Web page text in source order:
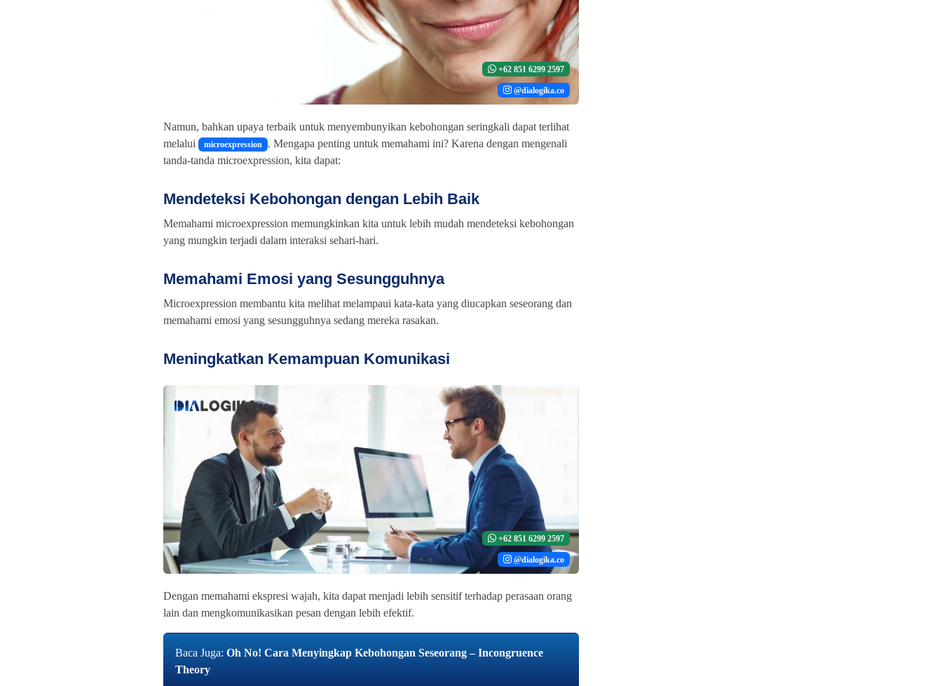
+62 851 6299 2597
@dialogika.co
Namun, bahkan upaya terbaik untuk menyembunyikan kebohongan seringkali dapat terlihat
melalui
microexpression . Mengapa penting untuk memahami ini? Karena dengan mengenali
tanda-tanda microexpression, kita dapat:
Mendeteksi Kebohongan dengan Lebih Baik
Memahami microexpression memungkinkan kita untuk lebih mudah mendeteksi kebohongan
yang mungkin terjadi dalam interaksi sehari-hari.
Memahami Emosi yang Sesungguhnya
Microexpression membantu kita melihat melampaui kata-kata yang diucapkan seseorang dan
memahami emosi yang sesungguhnya sedang mereka rasakan.
Meningkatkan Kemampuan Komunikasi
+62 851 6299 2597
@dialogika.co
Dengan memahami ekspresi wajah, kita dapat menjadi lebih sensitif terhadap perasaan orang
lain dan mengkomunikasikan pesan dengan lebih efektif.
Baca Juga: Oh No! Cara Menyingkap Kebohongan Seseorang – Incongruence
Theory